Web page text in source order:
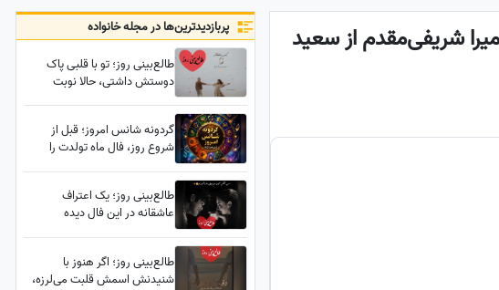
شریفی‌مقدم از سعید
پربازدید‌ترین‌ها در مجله خانواده
طالع‌بینی روز؛ تو با قلبی پاک
دوستش داشتی، حالا نوبت
چیزی که نشان می‌دهد، درگیر
توست
گردونه شانس امروز؛ قبل از
شروع روز، فال ماه تولدت را
طالع‌بینی روز؛ یک اعتراف
عاشقانه در این فال دیده
گفتنش پیدا نکرده...
طالع‌بینی روز؛ اگر هنوز با
شنیدنش اسمش قلبت می‌لرزه،